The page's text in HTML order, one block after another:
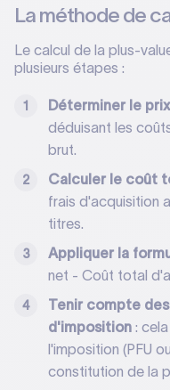
La méthode de
Le calcul de la plus-
plusieurs étapes :
Déterminer le
déduisant les
brut.
Calculer le coût
frais d'acquisition
titres.
Appliquer la
net - Coût total
Tenir compte
d'imposition :
l'imposition (PFU
constitution de la